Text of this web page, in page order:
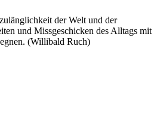
der Welt und der
und Missgeschicken des Alltags mit
(Willibald Ruch)